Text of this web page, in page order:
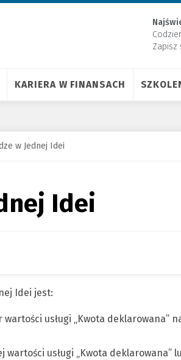
Zapisz
KARIERA W FINANSACH
w Jednej Idei
Idei
Idei jest:
usługi „Kwota deklarowana”
usługi „Kwota deklarowana”